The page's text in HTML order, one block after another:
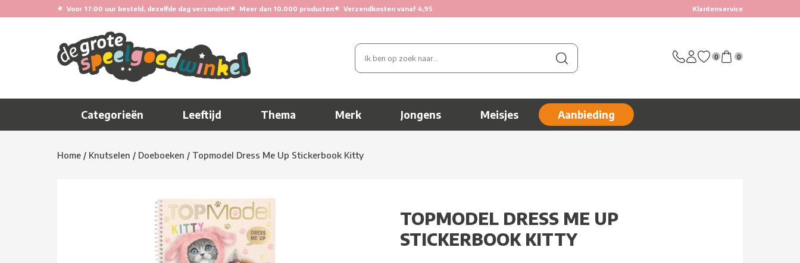
★ Voor 17:00 uur besteld, dezelfde dag verzonden!★ Meer dan 10.000 producten★ Verzendkosten vanaf 4,95 Klantenservice
0 0
Categorieën Leeftijd Thema Merk Jongens Meisjes Aanbieding
Home / Knutselen / Doeboeken / Topmodel Dress Me Up Stickerbook Kitty
TOPMODEL DRESS ME UP
STICKERBOOK KITTY